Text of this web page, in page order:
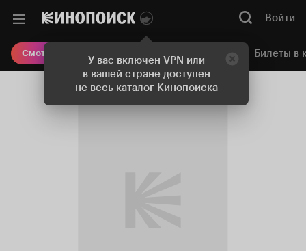
У вас включен VPN или
в вашей стране доступен
не весь каталог Кинопоиска
Войти
Смотреть кино Онлайн-кинотеатр Билеты в